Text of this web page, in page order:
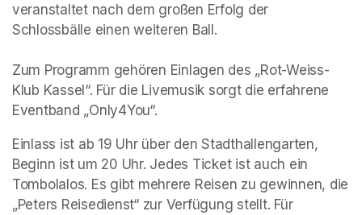
veranstaltet nach dem großen Erfolg der
Schlossbälle einen weiteren Ball.
Zum Programm gehören Einlagen des „Rot-Weiss-
Klub Kassel“. Für die Livemusik sorgt die erfahrene
Eventband „Only4You“.
Einlass ist ab 19 Uhr über den Stadthallengarten,
Beginn ist um 20 Uhr. Jedes Ticket ist auch ein
Tombolalos. Es gibt mehrere Reisen zu gewinnen, die
„Peters Reisedienst“ zur Verfügung stellt. Für